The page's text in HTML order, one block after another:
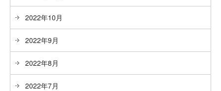
2022年10月
2022年9月
2022年8月
2022年7月